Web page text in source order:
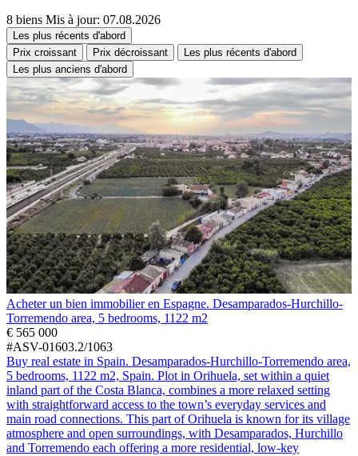
8 biens Mis à jour: 07.08.2026
Les plus récents d'abord
Prix croissant
Prix décroissant
Les plus récents d'abord
Les plus anciens d'abord
Acheter un bien immobilier en Espagne. Desamparados-Hurchillo-
Torremendo area, 5 bedrooms, 1122 m2
€ 565 000
#ASV-01603.2/1063
Buy real estate in Spain. Desamparados-Hurchillo-Torremendo area,
5 bedrooms, 1122 m2, Spain. Plot in Orihuela, set within a quiet
inland part of the Costa Blanca, combines a more relaxed setting
with straightforward access to the town’s everyday services and
main road connections. This part of Orihuela is known for its village
atmosphere and open surroundings, with Desamparados, Hurchillo
and Torremendo each offering a more residential, low-key